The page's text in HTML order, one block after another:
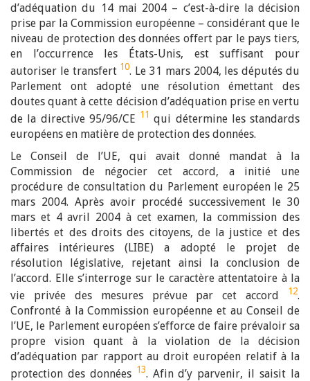
d’adéquation du 14 mai 2004 – c’est-à-dire la décision
prise par la Commission européenne – considérant que le
niveau de protection des données offert par le pays tiers,
en l’occurrence les États-Unis, est suffisant pour
autoriser le transfert 10. Le 31 mars 2004, les députés du
Parlement ont adopté une résolution émettant des
doutes quant à cette décision d’adéquation prise en vertu
de la directive 95/96/CE 11 qui détermine les standards
européens en matière de protection des données.
Le Conseil de l’UE, qui avait donné mandat à la
Commission de négocier cet accord, a initié une
procédure de consultation du Parlement européen le 25
mars 2004. Après avoir procédé successivement le 30
mars et 4 avril 2004 à cet examen, la commission des
libertés et des droits des citoyens, de la justice et des
affaires intérieures (LIBE) a adopté le projet de
résolution législative, rejetant ainsi la conclusion de
l’accord. Elle s’interroge sur le caractère attentatoire à la
vie privée des mesures prévue par cet accord
12.
Confronté à la Commission européenne et au Conseil de
l’UE, le Parlement européen s’efforce de faire prévaloir sa
propre vision quant à la violation de la décision
d’adéquation par rapport au droit européen relatif à la
protection des données 13. Afin d’y parvenir, il saisit la